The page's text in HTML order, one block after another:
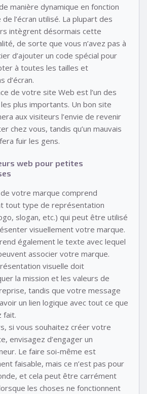
manière dynamique en fonction
l’écran utilisé. La plupart des
intègrent désormais cette
de sorte que vous n’avez pas à
d’ajouter un code spécial pour
à toutes les tailles et
d’écran.
de votre site Web est l’un des
plus importants. Un bon site
aux visiteurs l’envie de revenir
chez vous, tandis qu’un mauvais
fuir les gens.
web pour petites
de votre marque comprend
tout type de représentation
slogan, etc.) qui peut être utilisé
visuellement votre marque.
également le texte avec lequel
associer votre marque.
visuelle doit
la mission et les valeurs de
tandis que votre message
un lien logique avec tout ce que
fait.
si vous souhaitez créer votre
envisagez d’engager un
Le faire soi-même est
faisable, mais ce n’est pas pour
et cela peut être carrément
les choses ne fonctionnent